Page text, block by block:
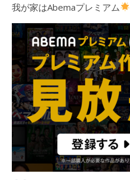
我が家はAbemaプレミアム